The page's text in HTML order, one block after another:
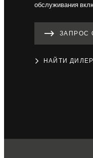
обслуживания
ЗАПРОС
НАЙТИ